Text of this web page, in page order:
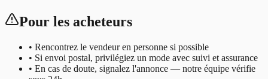
Pour les acheteurs
• Rencontrez le vendeur en personne si possible
• Si envoi postal, privilégiez un mode avec suivi et assurance
• En cas de doute, signalez l'annonce — notre équipe vérifie